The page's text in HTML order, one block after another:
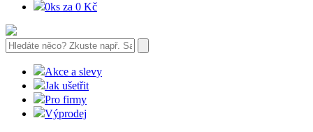
0ks za 0 Kč
Akce a slevy
Jak ušetřit
Pro firmy
Výprodej